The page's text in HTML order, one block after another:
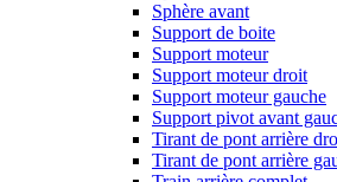
Sphère avant
Support de boite
Support moteur
Support moteur droit
Support moteur gauche
Support pivot avant
Tirant de pont arrière
Tirant de pont arrière